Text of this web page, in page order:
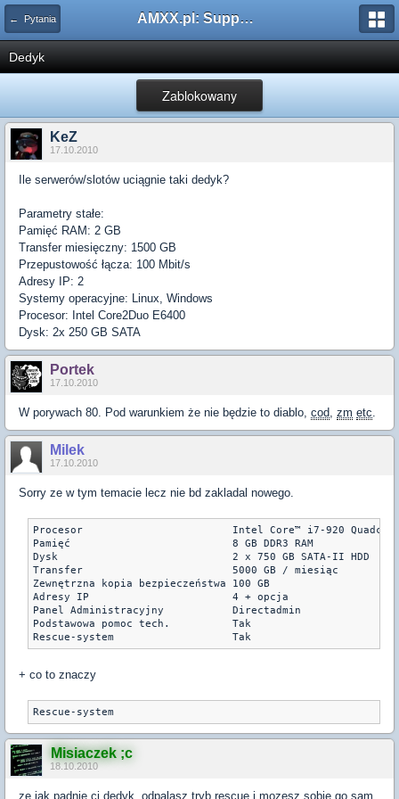
← Pytania AMXX.pl: Support AMX Mod X i SourceMod
Dedyk
Zablokowany
KeZ
17.10.2010
Ile serwerów/slotów uciągnie taki dedyk?
Parametry stałe:
Pamięć RAM: 2 GB
Transfer miesięczny: 1500 GB
Przepustowość łącza: 100 Mbit/s
Adresy IP: 2
Systemy operacyjne: Linux, Windows
Procesor: Intel Core2Duo E6400
Dysk: 2x 250 GB SATA
Portek
17.10.2010
W porywach 80. Pod warunkiem że nie będzie to diablo, cod, zm etc.
Milek
17.10.2010
Sorry ze w tym temacie lecz nie bd zakladal nowego.
Procesor	                Intel Core™ i7-920 Quadcore
Pamięć	                        8 GB DDR3 RAM
Dysk	                        2 x 750 GB SATA-II HDD
Transfer	                5000 GB / miesiąc
Zewnętrzna kopia bezpieczeństwa	100 GB
Adresy IP	                4 + opcja
Panel Administracyjny	        Directadmin
Podstawowa pomoc tech.	        Tak
Rescue-system	                Tak
+ co to znaczy
Rescue-system
Misiaczek ;c
18.10.2010
ze jak padnie ci dedyk, odpalasz tryb rescue i mozesz sobie go sam